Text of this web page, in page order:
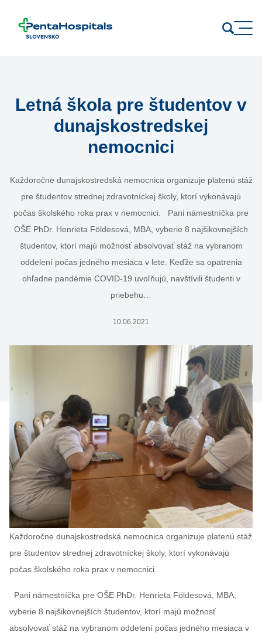
Letná škola pre študentov v
dunajskostredskej
nemocnici
Každoročne dunajskostredská nemocnica organizuje platenú stáž
pre študentov strednej zdravotníckej školy, ktorí vykonávajú
počas školského roka prax v nemocnici. Pani námestníčka pre
OŠE PhDr. Henrieta Földesová, MBA, vyberie 8 najšikovnejších
študentov, ktorí majú možnosť absolvovať stáž na vybranom
oddelení počas jedného mesiaca v lete. Keďže sa opatrenia
ohľadne pandémie COVID-19 uvoľňujú, navštívili študenti v
priebehu…
10.06.2021
Každoročne dunajskostredská nemocnica organizuje platenú stáž
pre študentov strednej zdravotníckej školy, ktorí vykonávajú
počas školského roka prax v nemocnici.
Pani námestníčka pre OŠE PhDr. Henrieta Földesová, MBA,
vyberie 8 najšikovnejších študentov, ktorí majú možnosť
absolvovať stáž na vybranom oddelení počas jedného mesiaca v